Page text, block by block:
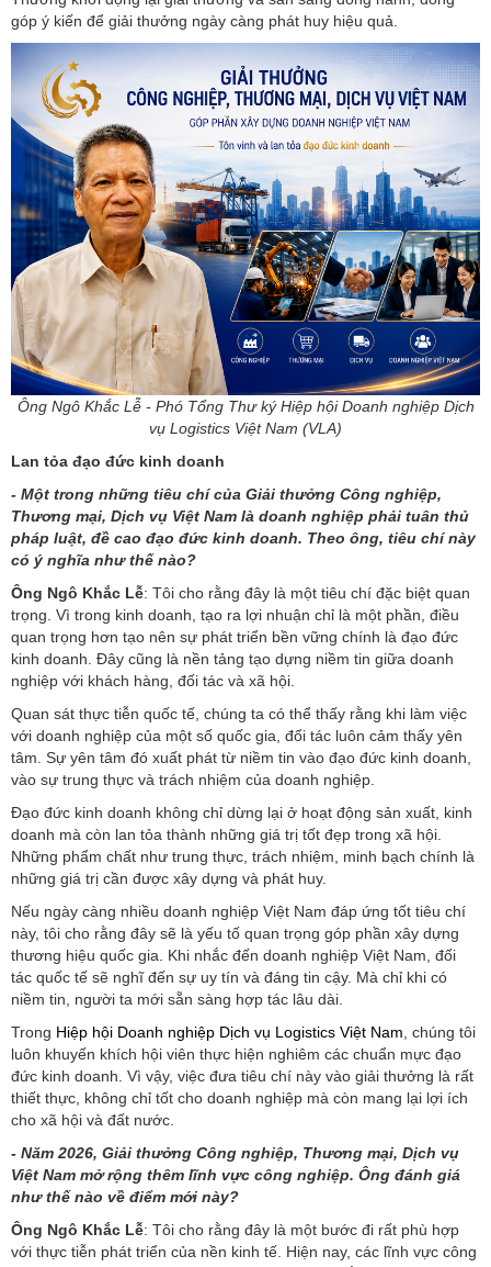
góp ý kiến để giải thưởng ngày càng phát huy hiệu quả.
Ông Ngô Khắc Lễ - Phó Tổng Thư ký Hiệp hội Doanh nghiệp Dịch
vụ Logistics Việt Nam (VLA)
Lan tỏa đạo đức kinh doanh
- Một trong những tiêu chí của Giải thưởng Công nghiệp,
Thương mại, Dịch vụ Việt Nam là doanh nghiệp phải tuân thủ
pháp luật, đề cao đạo đức kinh doanh. Theo ông, tiêu chí này
có ý nghĩa như thế nào?
Ông Ngô Khắc Lễ: Tôi cho rằng đây là một tiêu chí đặc biệt quan
trọng. Vì trong kinh doanh, tạo ra lợi nhuận chỉ là một phần, điều
quan trọng hơn tạo nên sự phát triển bền vững chính là đạo đức
kinh doanh. Đây cũng là nền tảng tạo dựng niềm tin giữa doanh
nghiệp với khách hàng, đối tác và xã hội.
Quan sát thực tiễn quốc tế, chúng ta có thể thấy rằng khi làm việc
với doanh nghiệp của một số quốc gia, đối tác luôn cảm thấy yên
tâm. Sự yên tâm đó xuất phát từ niềm tin vào đạo đức kinh doanh,
vào sự trung thực và trách nhiệm của doanh nghiệp.
Đạo đức kinh doanh không chỉ dừng lại ở hoạt động sản xuất, kinh
doanh mà còn lan tỏa thành những giá trị tốt đẹp trong xã hội.
Những phẩm chất như trung thực, trách nhiệm, minh bạch chính là
những giá trị cần được xây dựng và phát huy.
Nếu ngày càng nhiều doanh nghiệp Việt Nam đáp ứng tốt tiêu chí
này, tôi cho rằng đây sẽ là yếu tố quan trọng góp phần xây dựng
thương hiệu quốc gia. Khi nhắc đến doanh nghiệp Việt Nam, đối
tác quốc tế sẽ nghĩ đến sự uy tín và đáng tin cậy. Mà chỉ khi có
niềm tin, người ta mới sẵn sàng hợp tác lâu dài.
Trong Hiệp hội Doanh nghiệp Dịch vụ Logistics Việt Nam , chúng tôi
luôn khuyến khích hội viên thực hiện nghiêm các chuẩn mực đạo
đức kinh doanh. Vì vậy, việc đưa tiêu chí này vào giải thưởng là rất
thiết thực, không chỉ tốt cho doanh nghiệp mà còn mang lại lợi ích
cho xã hội và đất nước.
- Năm 2026, Giải thưởng Công nghiệp, Thương mại, Dịch vụ
Việt Nam mở rộng thêm lĩnh vực công nghiệp. Ông đánh giá
như thế nào về điểm mới này?
Ông Ngô Khắc Lễ: Tôi cho rằng đây là một bước đi rất phù hợp
với thực tiễn phát triển của nền kinh tế. Hiện nay, các lĩnh vực công